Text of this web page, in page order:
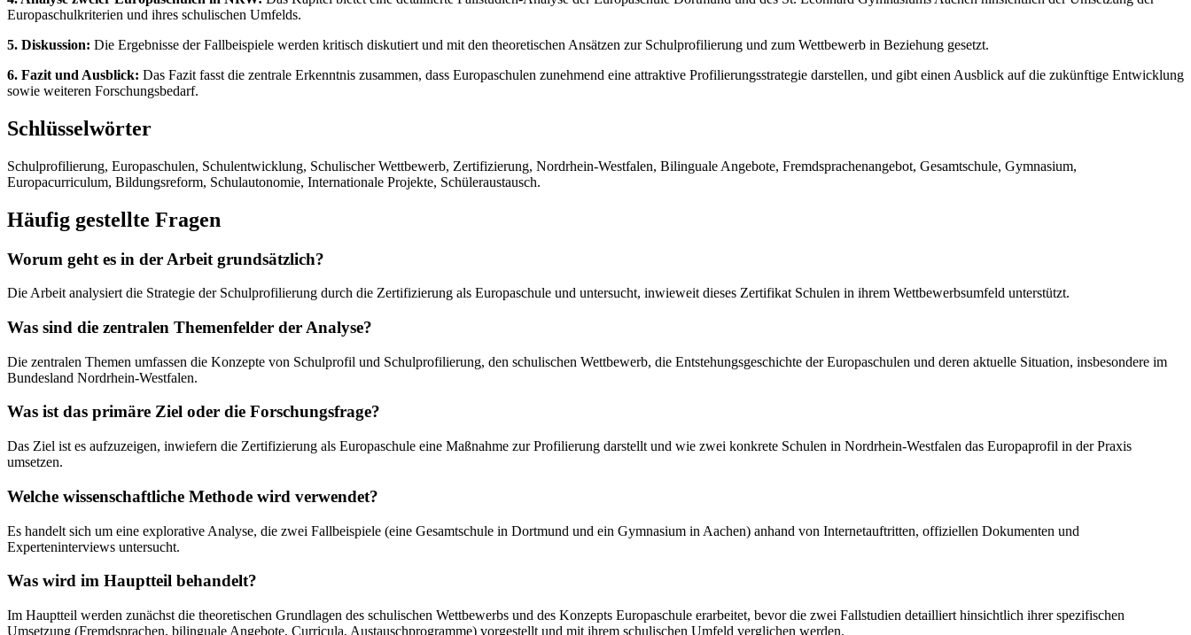
Europaschulkriterien und ihres schulischen Umfelds.
5. Diskussion: Die Ergebnisse der Fallbeispiele werden kritisch diskutiert und mit den theoretischen Ansätzen zur Schulprofilierung und zum Wettbewerb in Beziehung gesetzt.
6. Fazit und Ausblick: Das Fazit fasst die zentrale Erkenntnis zusammen, dass Europaschulen zunehmend eine attraktive Profilierungsstrategie darstellen, und gibt einen Ausblick auf die zukünftige Entwicklung
sowie weiteren Forschungsbedarf.
Schlüsselwörter
Schulprofilierung, Europaschulen, Schulentwicklung, Schulischer Wettbewerb, Zertifizierung, Nordrhein-Westfalen, Bilinguale Angebote, Fremdsprachenangebot, Gesamtschule, Gymnasium,
Europacurriculum, Bildungsreform, Schulautonomie, Internationale Projekte, Schüleraustausch.
Häufig gestellte Fragen
Worum geht es in der Arbeit grundsätzlich?
Die Arbeit analysiert die Strategie der Schulprofilierung durch die Zertifizierung als Europaschule und untersucht, inwieweit dieses Zertifikat Schulen in ihrem Wettbewerbsumfeld unterstützt.
Was sind die zentralen Themenfelder der Analyse?
Die zentralen Themen umfassen die Konzepte von Schulprofil und Schulprofilierung, den schulischen Wettbewerb, die Entstehungsgeschichte der Europaschulen und deren aktuelle Situation, insbesondere im
Bundesland Nordrhein-Westfalen.
Was ist das primäre Ziel oder die Forschungsfrage?
Das Ziel ist es aufzuzeigen, inwiefern die Zertifizierung als Europaschule eine Maßnahme zur Profilierung darstellt und wie zwei konkrete Schulen in Nordrhein-Westfalen das Europaprofil in der Praxis
umsetzen.
Welche wissenschaftliche Methode wird verwendet?
Es handelt sich um eine explorative Analyse, die zwei Fallbeispiele (eine Gesamtschule in Dortmund und ein Gymnasium in Aachen) anhand von Internetauftritten, offiziellen Dokumenten und
Experteninterviews untersucht.
Was wird im Hauptteil behandelt?
Im Hauptteil werden zunächst die theoretischen Grundlagen des schulischen Wettbewerbs und des Konzepts Europaschule erarbeitet, bevor die zwei Fallstudien detailliert hinsichtlich ihrer spezifischen
Umsetzung (Fremdsprachen, bilinguale Angebote, Curricula, Austauschprogramme) vorgestellt und mit ihrem schulischen Umfeld verglichen werden.